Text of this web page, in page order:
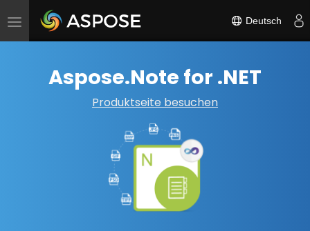
Navigation
Deutsch
Aspose.Note for .NET
Produktseite besuchen